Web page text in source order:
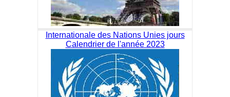
Internationale des Nations Unies jours
Calendrier de l'année 2023